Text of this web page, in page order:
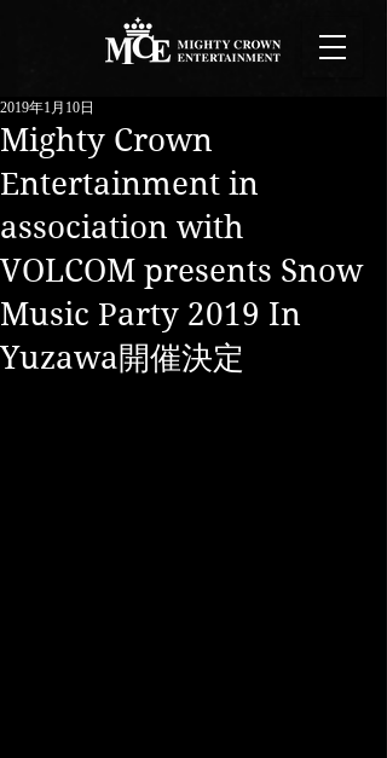
Mighty Crown
Entertainment in
association with
VOLCOM presents Snow
Music Party 2019 In
Yuzawa開催決定
2019年1月10日